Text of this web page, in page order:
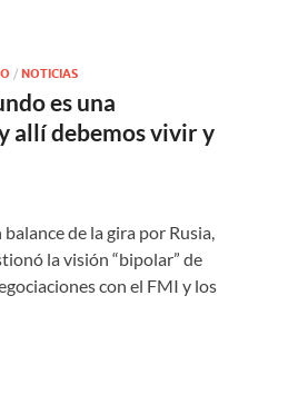
/ NOTICIAS
es una
allí debemos vivir y
de la gira por Rusia,
la visión “bipolar” de
con el FMI y los